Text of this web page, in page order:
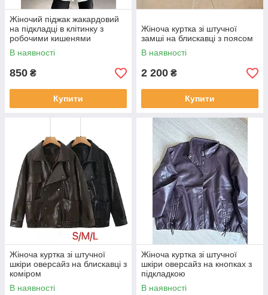
Жіночий піджак жакардовий
на підкладці в клітинку з
робочими кишенями
В наявності
850 ₴
Купити
Жіноча куртка зі штучної
замші на блискавці з поясом
В наявності
2 200 ₴
Купити
Жіноча куртка зі штучної
шкіри оверсайз на блискавці з
коміром
В наявності
Жіноча куртка зі штучної
шкіри оверсайз на кнопках з
підкладкою
В наявності